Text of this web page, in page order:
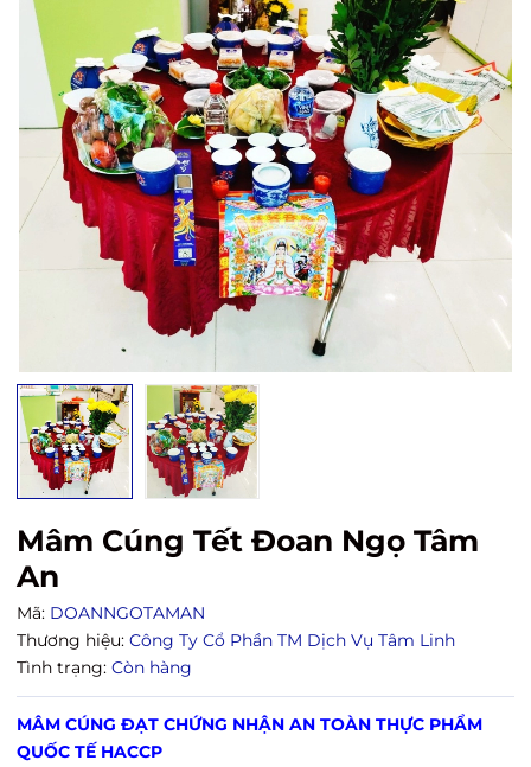
Mâm Cúng Tết Đoan Ngọ Tâm
An
Mã: DOANNGOTAMAN
Thương hiệu: Công Ty Cổ Phần TM Dịch Vụ Tâm Linh
Tình trạng: Còn hàng
MÂM CÚNG ĐẠT CHỨNG NHẬN AN TOÀN THỰC PHẨM
QUỐC TẾ HACCP